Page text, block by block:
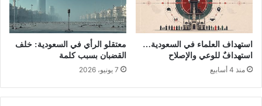
استهداف العلماء في السعودية…
استهدافٌ للوعي والإصلاح
منذ 4 أسابيع
معتقلو الرأي في السعودية: خلف
القضبان بسبب كلمة
7 يونيو، 2026